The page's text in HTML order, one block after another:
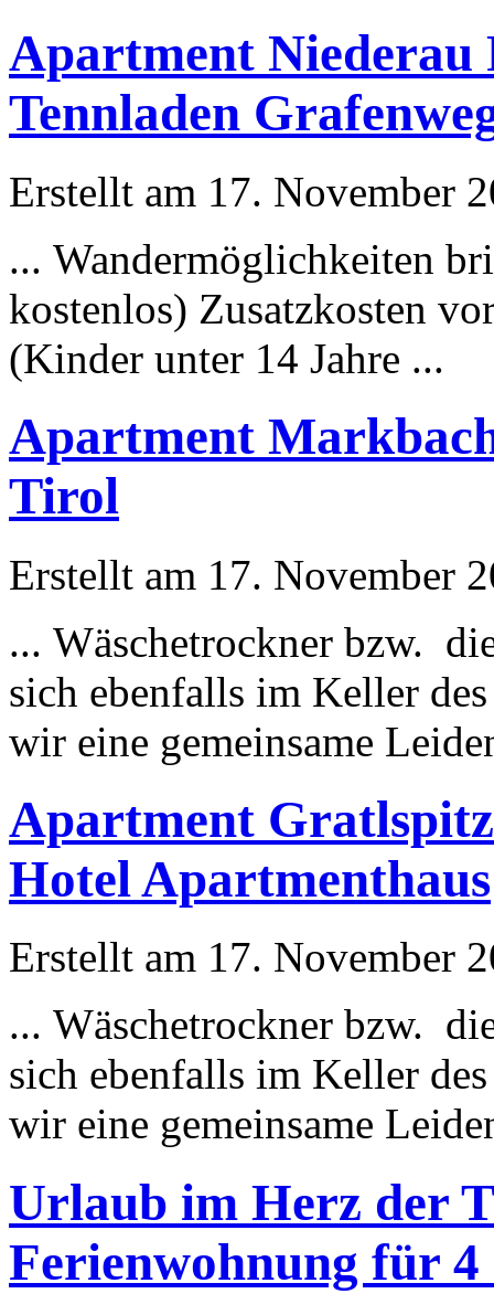
Apartment Niederau
Tennladen
Erstellt am 17. November
... Wandermöglichkeiten
kostenlos) Zusatzkosten
(Kinder unter 14 Jahre ...
Apartment
Tirol
Erstellt am 17. November
... Wäschetrockner bzw.
sich ebenfalls im Keller
wir eine gemeinsame
Apartment
Hotel Apartmenthaus
Erstellt am 17. November
... Wäschetrockner bzw.
sich ebenfalls im Keller
wir eine gemeinsame
Urlaub im Herz der
Ferienwohnung für